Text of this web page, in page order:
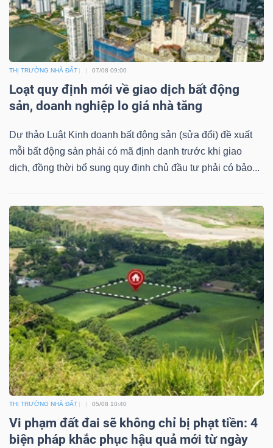
THỊ TRƯỜNG NHÀ ĐẤT 07/08 09:00
Loạt quy định mới về giao dịch bất động
sản, doanh nghiệp lo giá nhà tăng
Dự thảo Luật Kinh doanh bất động sản (sửa đổi) đề xuất
mỗi bất động sản phải có mã định danh trước khi giao
dịch, đồng thời bổ sung quy định chủ đầu tư phải có bảo...
THỊ TRƯỜNG NHÀ ĐẤT 05/08 10:40
Vi phạm đất đai sẽ không chỉ bị phạt tiền: 4
biện pháp khắc phục hậu quả mới từ ngày